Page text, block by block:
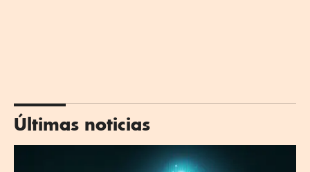
Últimas noticias